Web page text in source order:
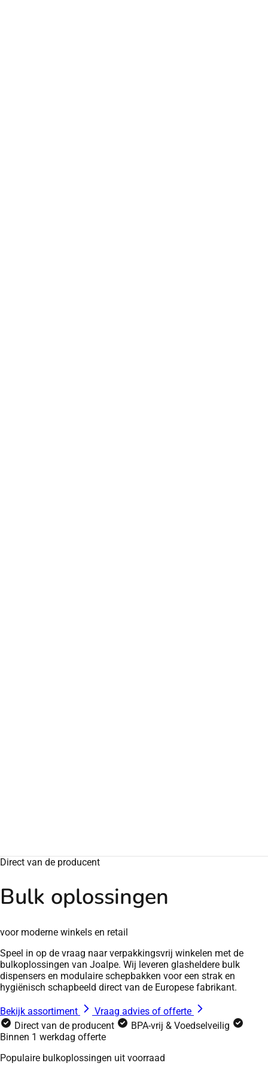
Direct van de producent
Bulk oplossingen
voor moderne winkels en retail
Speel in op de vraag naar verpakkingsvrij winkelen met de
bulkoplossingen van Joalpe. Wij leveren glasheldere bulk
dispensers en modulaire schepbakken voor een strak en
hygiënisch schapbeeld direct van de Europese fabrikant.
Bekijk assortiment
Vraag advies of offerte
Direct van de producent
BPA-vrij & Voedselveilig
Binnen 1 werkdag offerte
Populaire bulkoplossingen uit voorraad